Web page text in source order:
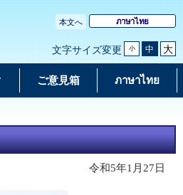
本文へ ภาษาไทย
文字サイズ変更 小 中 大
ご意見箱 ภาษาไทย
令和5年1月27日